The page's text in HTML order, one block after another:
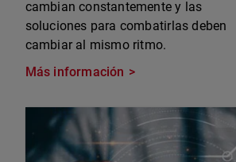
cambian constantemente y las
soluciones para combatirlas deben
cambiar al mismo ritmo.
Más información